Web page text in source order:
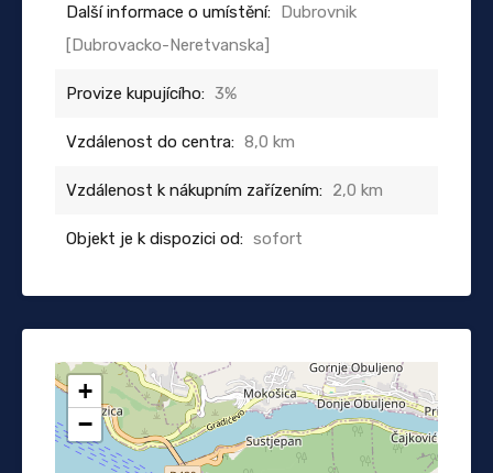
Další informace o umístění: Dubrovnik
[Dubrovacko-Neretvanska]
Provize kupujícího: 3%
Vzdálenost do centra: 8,0 km
Vzdálenost k nákupním zařízením: 2,0 km
Objekt je k dispozici od: sofort
+
−